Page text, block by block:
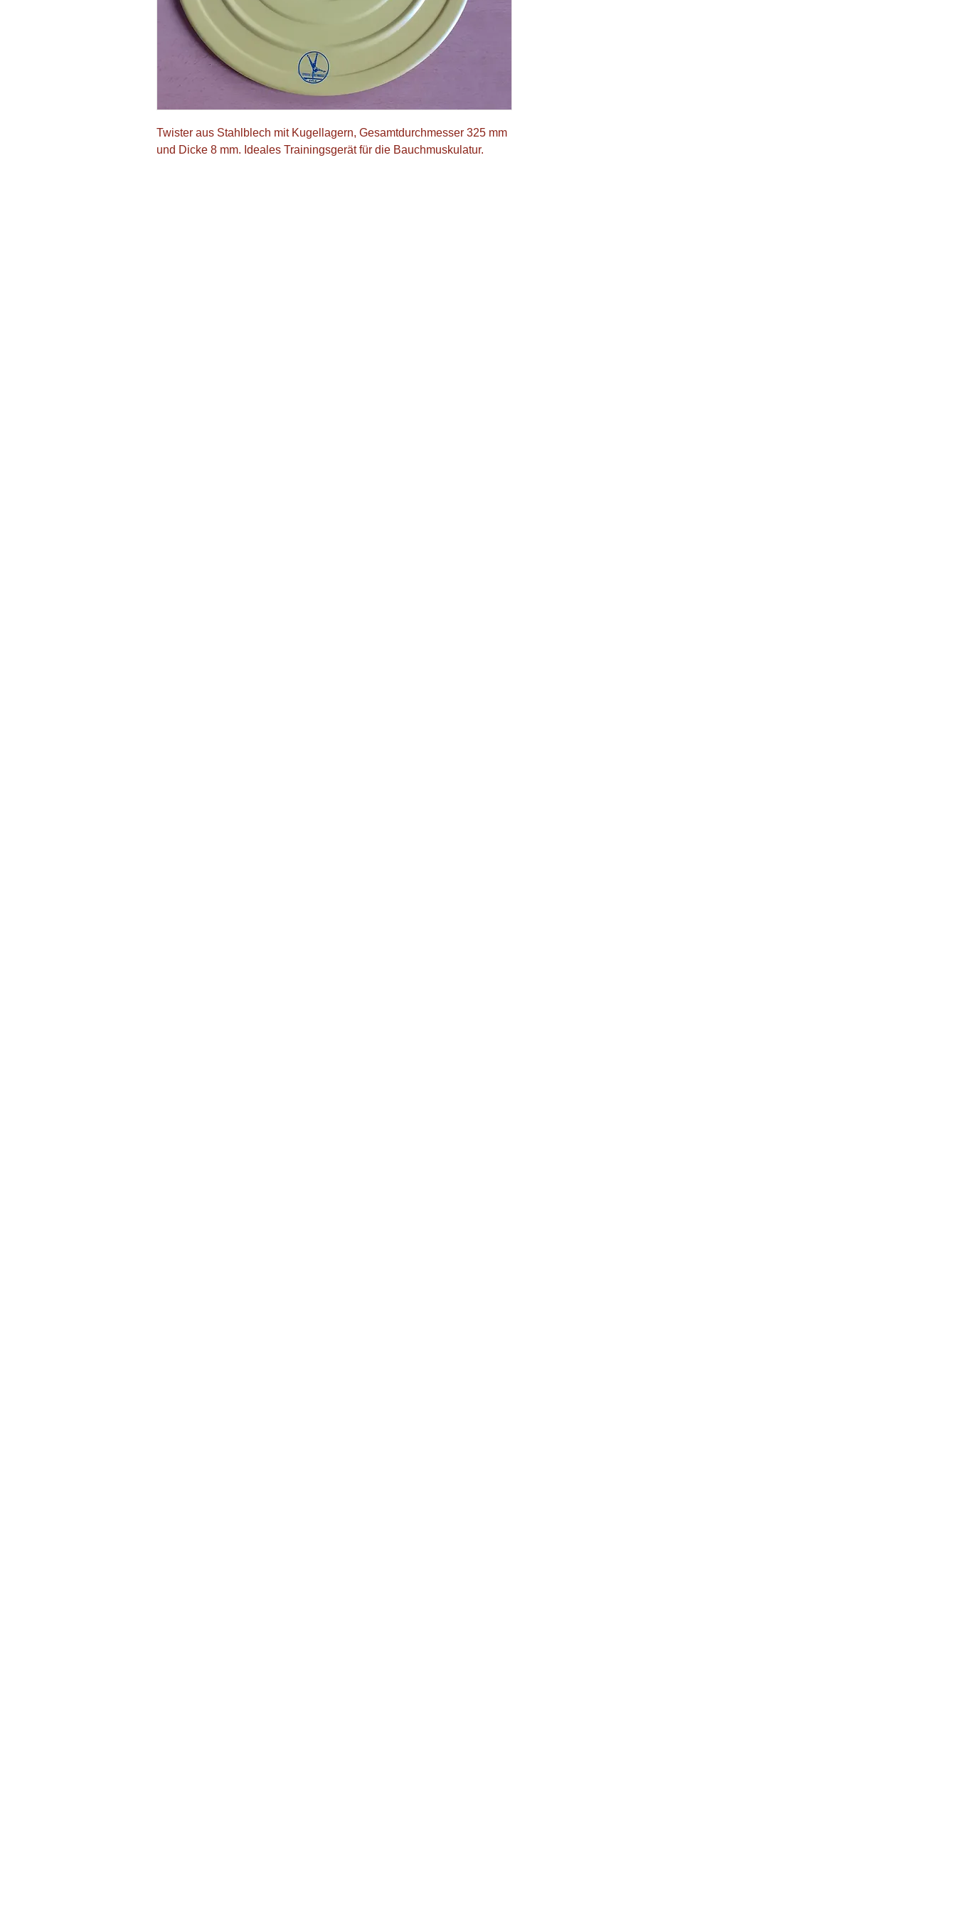
Twister aus Stahlblech mit Kugellagern, Gesamtdurchmesser 325 mm
und Dicke 8 mm. Ideales Trainingsgerät für die Bauchmuskulatur.